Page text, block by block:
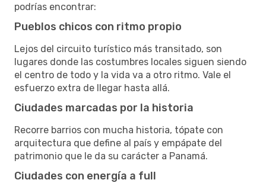
podrías encontrar:
Pueblos chicos con ritmo propio
Lejos del circuito turístico más transitado, son
lugares donde las costumbres locales siguen siendo
el centro de todo y la vida va a otro ritmo. Vale el
esfuerzo extra de llegar hasta allá.
Ciudades marcadas por la historia
Recorre barrios con mucha historia, tópate con
arquitectura que define al país y empápate del
patrimonio que le da su carácter a Panamá.
Ciudades con energía a full